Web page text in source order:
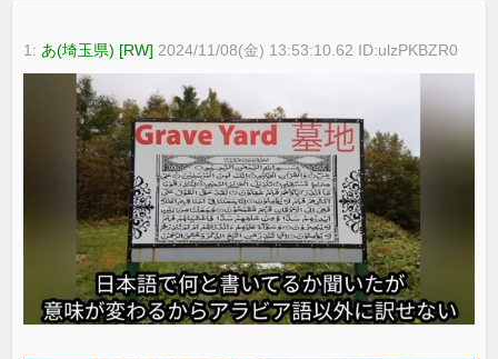
1:あ(埼玉県) [RW] 2024/11/08(金) 13:53:10.62 ID:ulzPKBZR0